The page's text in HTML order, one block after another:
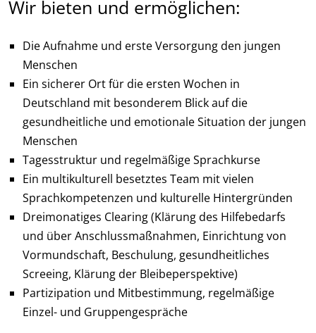
Wir bieten und ermöglichen:
Die Aufnahme und erste Versorgung den jungen
Menschen
Ein sicherer Ort für die ersten Wochen in
Deutschland mit besonderem Blick auf die
gesundheitliche und emotionale Situation der jungen
Menschen
Tagesstruktur und regelmäßige Sprachkurse
Ein multikulturell besetztes Team mit vielen
Sprachkompetenzen und kulturelle Hintergründen
Dreimonatiges Clearing (Klärung des Hilfebedarfs
und über Anschlussmaßnahmen, Einrichtung von
Vormundschaft, Beschulung, gesundheitliches
Screeing, Klärung der Bleibeperspektive)
Partizipation und Mitbestimmung, regelmäßige
Einzel- und Gruppengespräche